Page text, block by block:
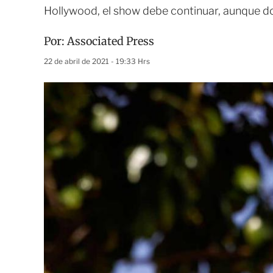
Hollywood, el show debe continuar, aunque
Por:Associated Press
22 de abril de 2021 - 19:33 Hrs